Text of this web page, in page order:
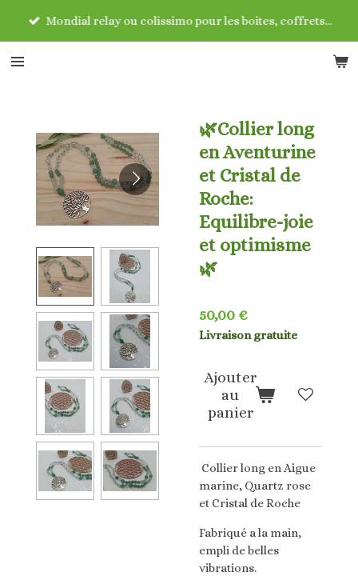
Passer
principal
Mondial relay ou colissimo pour les boites, coffrets...
🌿Collier long
en Aventurine
et Cristal de
Roche:
Equilibre-joie
et optimisme
🌿
50,00 €
Livraison gratuite
Ajouter
au
panier
Collier long en Aigue
marine, Quartz rose
et Cristal de Roche
Fabriqué a la main,
empli de belles
vibrations.